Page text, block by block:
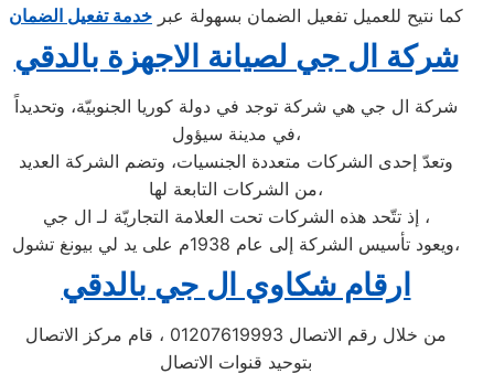
كما نتيح للعميل تفعيل الضمان بسهولة عبر خدمة تفعيل الضمان
شركة ال جي لصيانة الاجهزة بالدقي
شركة ال جي هي شركة توجد في دولة كوريا الجنوبيّة، وتحديداً
في مدينة سيؤول،
وتعدّ إحدى الشركات متعددة الجنسيات، وتضم الشركة العديد
من الشركات التابعة لها،
إذ تتّحد هذه الشركات تحت العلامة التجاريّة لـ ال جي ،
ويعود تأسيس الشركة إلى عام 1938م على يد لي بيونغ تشول،
ارقام شكاوي ال جي بالدقي
من خلال رقم الاتصال 01207619993 ، قام مركز الاتصال
بتوحيد قنوات الاتصال